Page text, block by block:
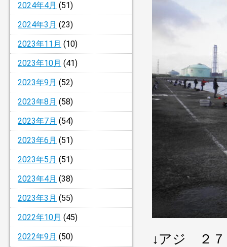
2024年4月 (51)
2024年3月 (23)
2023年11月 (10)
2023年10月 (41)
2023年9月 (52)
2023年8月 (58)
2023年7月 (54)
2023年6月 (51)
2023年5月 (51)
2023年4月 (38)
2023年3月 (55)
2022年10月 (45)
2022年9月 (50)
↓アジ ２